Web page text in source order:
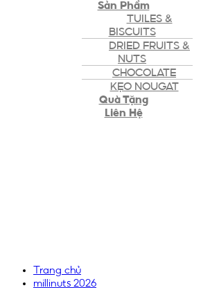
Sản Phẩm
TUILES &
BISCUITS
DRIED FRUITS &
NUTS
CHOCOLATE
KẸO NOUGAT
Quà Tặng
Liên Hệ
Trang chủ
millinuts 2026